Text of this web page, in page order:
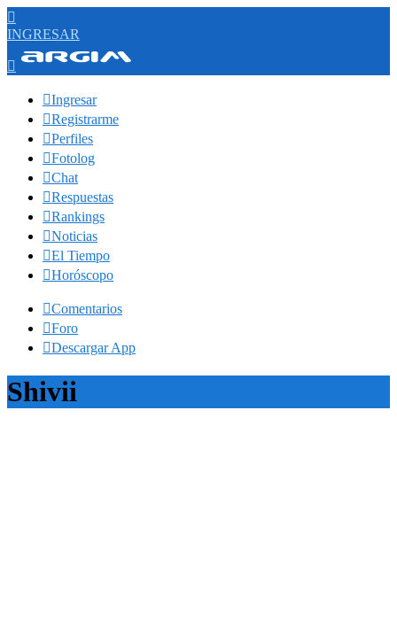

INGRESAR

Ingresar
Registrarme
Perfiles
Fotolog
Chat
Respuestas
Rankings
Noticias
El Tiempo
Horóscopo
Comentarios
Foro
Descargar App
Shivii